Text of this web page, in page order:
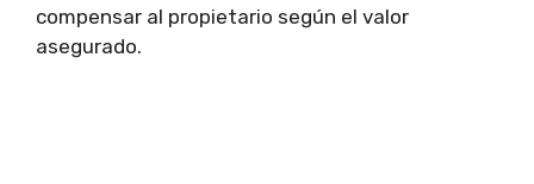
compensar al propietario según el valor
asegurado.